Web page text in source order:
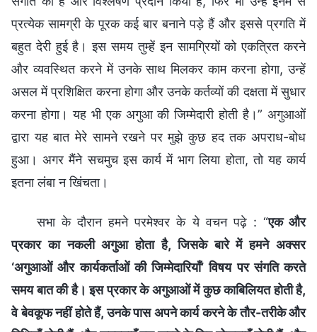
प्रत्येक सामग्री के पूरक कई बार बनाने पड़े हैं और इससे प्रगति में
बहुत देरी हुई है। इस समय तुम्हें इन सामग्रियों को एकत्रित करने
और व्यवस्थित करने में उनके साथ मिलकर काम करना होगा, उन्हें
असल में प्रशिक्षित करना होगा और उनके कर्तव्यों की दक्षता में सुधार
करना होगा। यह भी एक अगुआ की जिम्मेदारी होती है।” अगुआओं
द्वारा यह बात मेरे सामने रखने पर मुझे कुछ हद तक अपराध-बोध
हुआ। अगर मैंने सचमुच इस कार्य में भाग लिया होता, तो यह कार्य
इतना लंबा न खिंचता।
सभा के दौरान हमने परमेश्वर के ये वचन पढ़े : “एक और
प्रकार का नकली अगुआ होता है, जिसके बारे में हमने अक्सर
‘अगुआओं और कार्यकर्ताओं की जिम्मेदारियाँ’ विषय पर संगति करते
समय बात की है। इस प्रकार के अगुआओं में कुछ काबिलियत होती है,
वे बेवकूफ नहीं होते हैं, उनके पास अपने कार्य करने के तौर-तरीके और